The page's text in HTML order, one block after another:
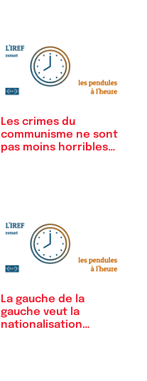
Les crimes du
communisme ne sont
pas moins horribles…
La gauche de la
gauche veut la
nationalisation…